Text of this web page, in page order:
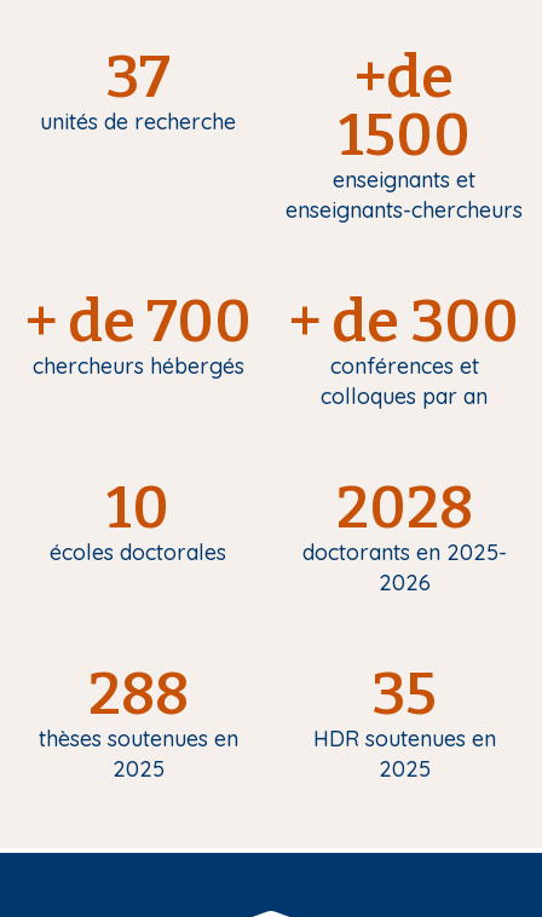
37
unités de recherche
+de
1500
enseignants et
enseignants-chercheurs
+ de 700
chercheurs hébergés
+ de 300
conférences et
colloques par an
10
écoles doctorales
2028
doctorants en 2025-
2026
288
thèses soutenues en
2025
35
HDR soutenues en
2025